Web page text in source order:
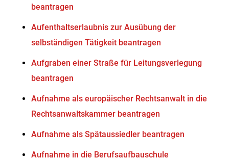
beantragen
Aufenthaltserlaubnis zur Ausübung der
selbständigen Tätigkeit beantragen
Aufgraben einer Straße für Leitungsverlegung
beantragen
Aufnahme als europäischer Rechtsanwalt in die
Rechtsanwaltskammer beantragen
Aufnahme als Spätaussiedler beantragen
Aufnahme in die Berufsaufbauschule